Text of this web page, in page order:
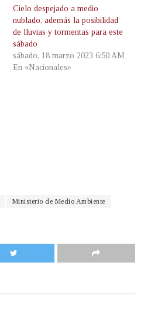
Cielo despejado a medio
nublado, además la posibilidad
de lluvias y tormentas para este
sábado
sábado, 18 marzo 2023 6:50 AM
En «Nacionales»
Ministerio de Medio Ambiente